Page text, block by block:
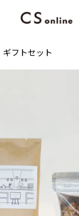
ギフトセット